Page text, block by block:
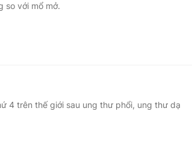
so với mổ mở.
4 trên thế giới sau ung thư phổi, ung thư dạ